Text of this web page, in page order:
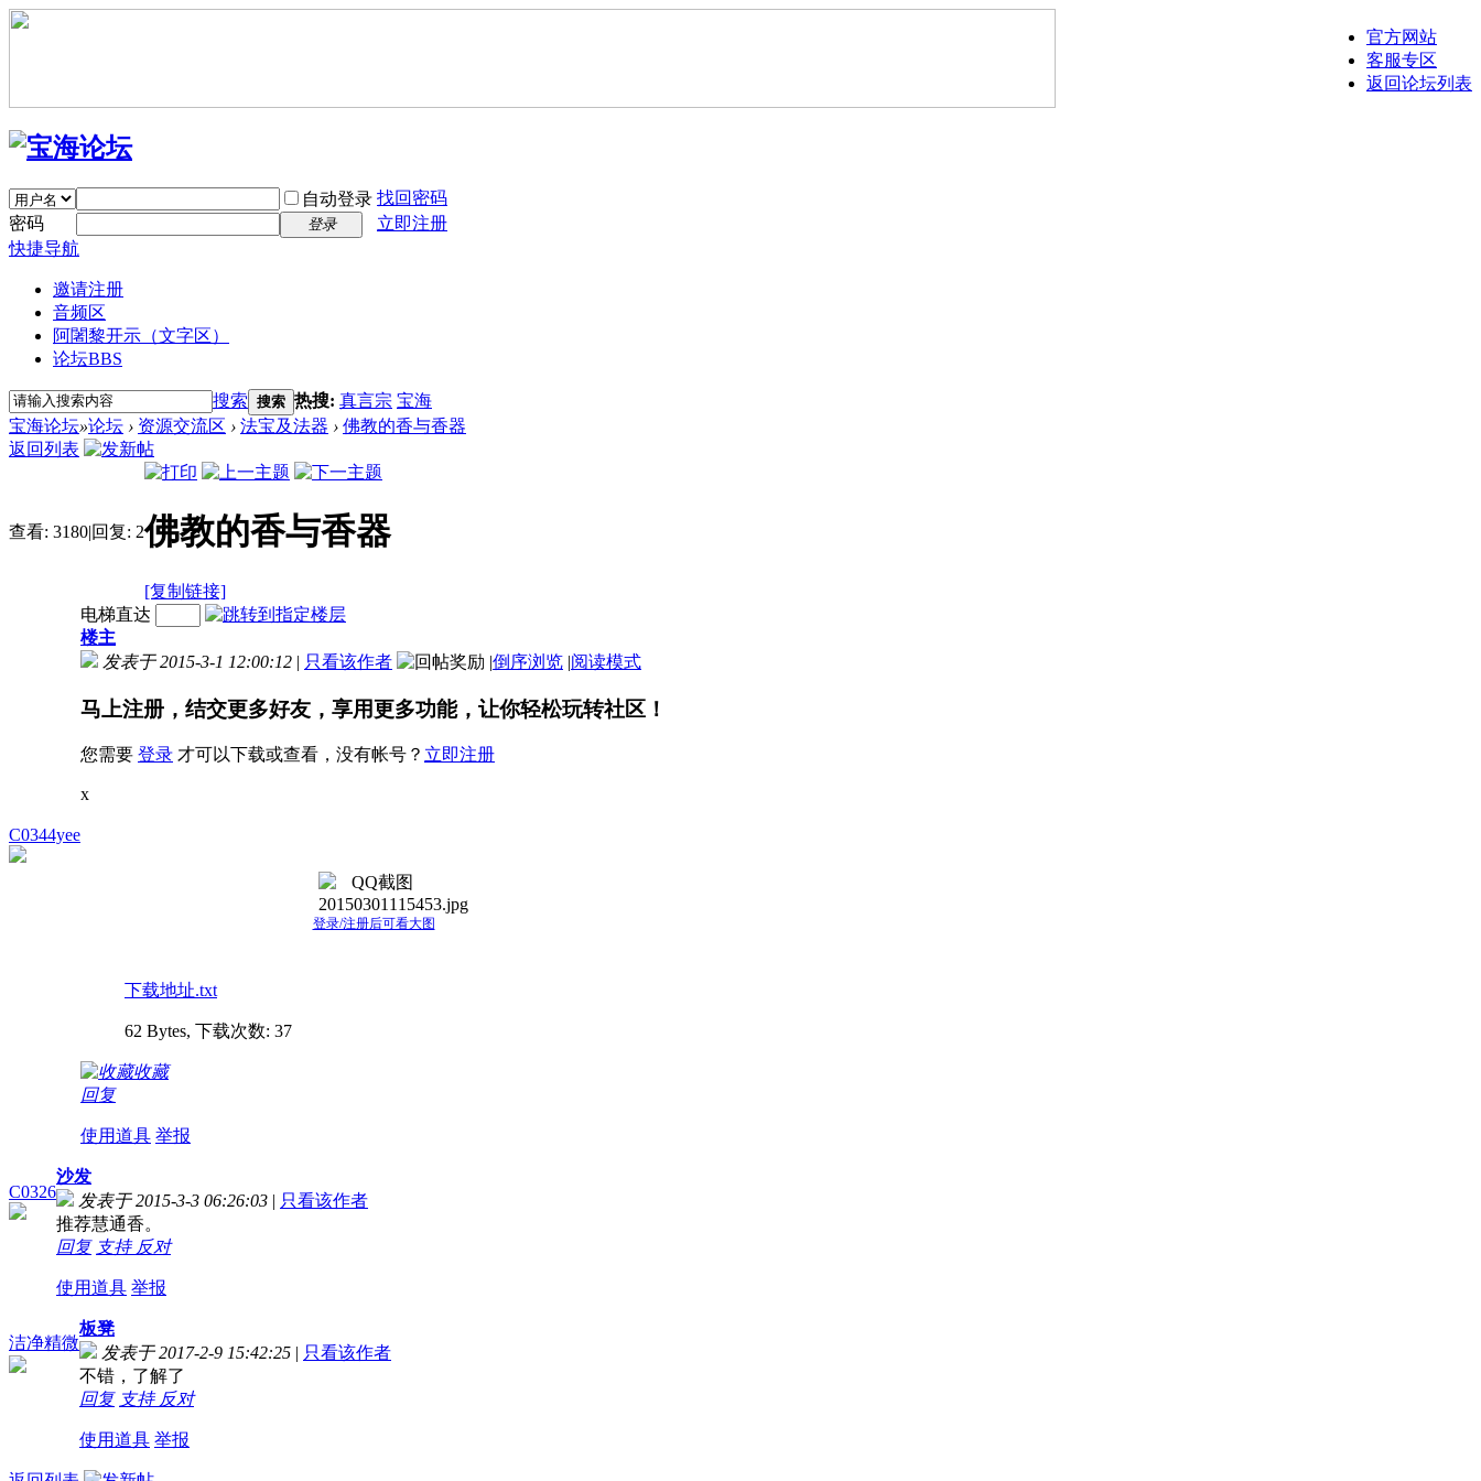
官方网站
客服专区
返回论坛列表
自动登录 找回密码
密码
登录
立即注册
快捷导航
邀请注册
音频区
阿闍黎开示（文字区）
论坛BBS
搜索 搜索 热搜: 真言宗 宝海
宝海论坛»论坛 › 资源交流区 › 法宝及法器 › 佛教的香与香器
返回列表
查看: 3180|回复: 2佛教的香与香器
[复制链接]
C0344yee
电梯直达
楼主
发表于 2015-3-1 12:00:12 | 只看该作者 |倒序浏览 |阅读模式
马上注册，结交更多好友，享用更多功能，让你轻松玩转社区！
您需要 登录 才可以下载或查看，没有帐号？ 立即注册
x
登录/注册后可看大图
下载地址.txt
62 Bytes, 下载次数: 37
收藏
回复
使用道具 举报
C0326
沙发
发表于 2015-3-3 06:26:03 | 只看该作者
推荐慧通香。
回复 支持 反对
使用道具 举报
洁净精微
板凳
发表于 2017-2-9 15:42:25 | 只看该作者
不错，了解了
回复 支持 反对
使用道具 举报